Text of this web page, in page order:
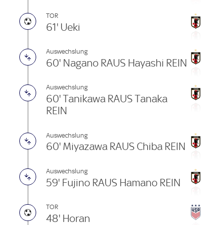
TOR
61' Ueki
Auswechslung
60' Nagano RAUS Hayashi REIN
Auswechslung
60' Tanikawa RAUS Tanaka
REIN
Auswechslung
60' Miyazawa RAUS Chiba REIN
Auswechslung
59' Fujino RAUS Hamano REIN
TOR
48' Horan